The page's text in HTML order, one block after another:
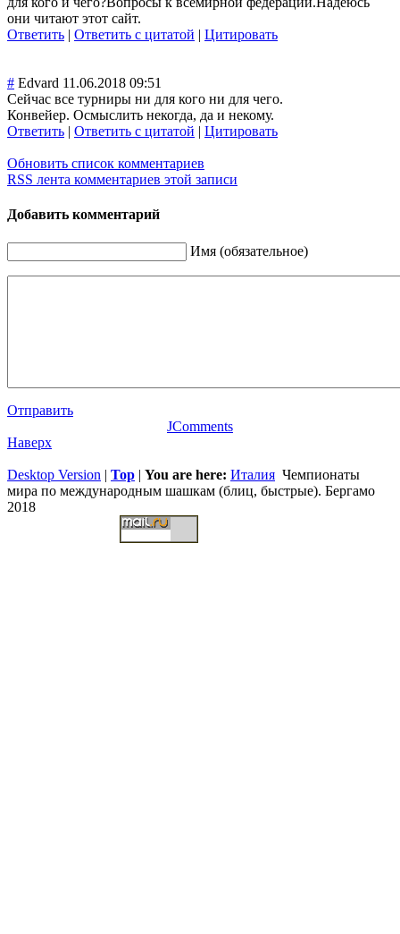
они читают этот сайт.
Ответить | Ответить с цитатой | Цитировать
# Edvard 11.06.2018 09:51
Сейчас все турниры ни для кого ни для чего.
Конвейер. Осмыслить некогда, да и некому.
Ответить | Ответить с цитатой | Цитировать
Обновить список комментариев
RSS лента комментариев этой записи
Добавить комментарий
Имя (обязательное)
Отправить
JComments
Наверх
Desktop Version | Top | You are here: Италия Чемпионаты
мира по международным шашкам (блиц, быстрые). Бергамо
2018